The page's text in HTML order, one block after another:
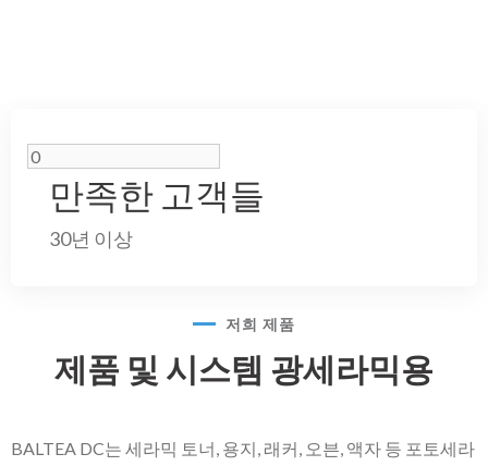
만족한 고객들
30년 이상
저희 제품
제품 및 시스템 광세라믹용
BALTEA DC는 세라믹 토너, 용지, 래커, 오븐, 액자 등 포토세라